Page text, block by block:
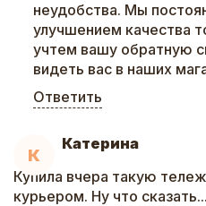
неудобства. Мы
улучшением качества
учтем вашу обратную
видеть вас в наших
Ответить
К
Катерина
Купила вчера такую
курьером. Ну что